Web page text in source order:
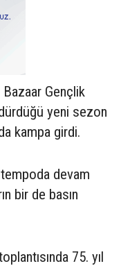
Gençlik
yeni sezon
kampa girdi.
tempoda devam
bir de basın
75. yıl